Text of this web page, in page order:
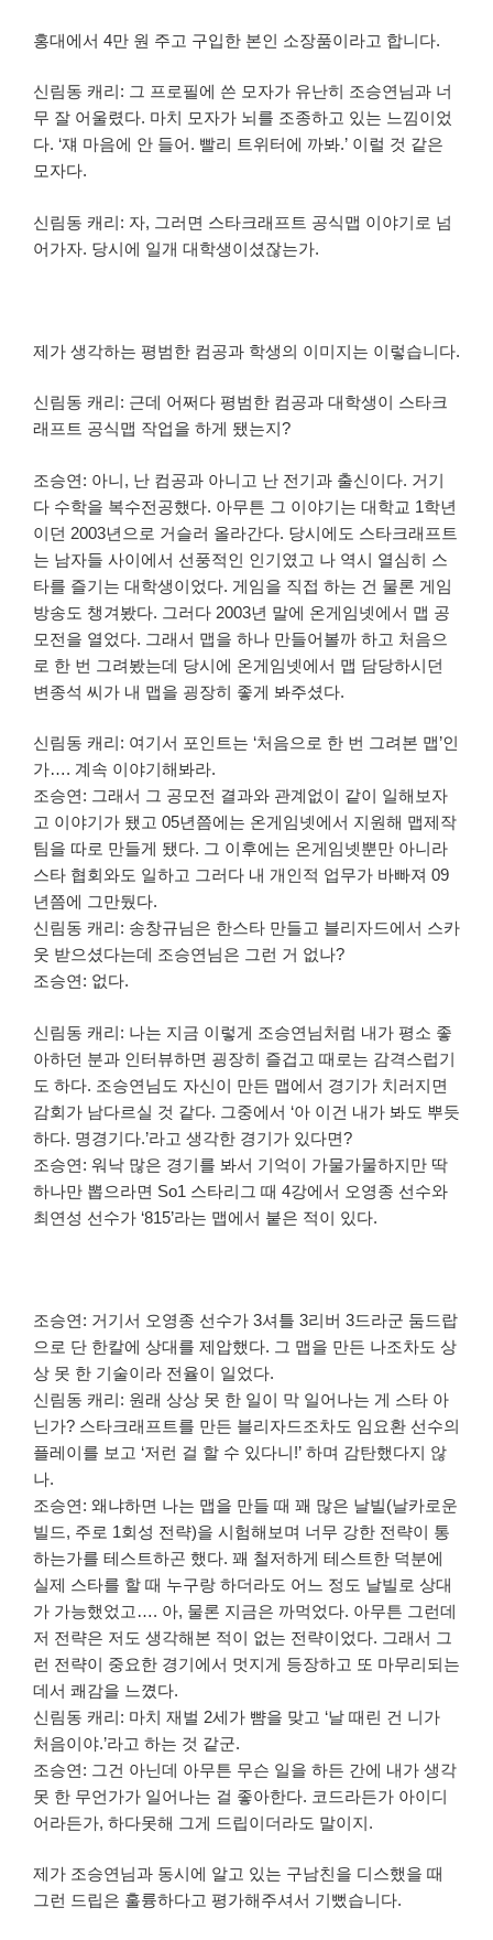
홍대에서 4만 원 주고 구입한 본인 소장품이라고 합니다.
신림동 캐리: 그 프로필에 쓴 모자가 유난히 조승연님과 너
무 잘 어울렸다. 마치 모자가 뇌를 조종하고 있는 느낌이었
다. ‘쟤 마음에 안 들어. 빨리 트위터에 까봐.’ 이럴 것 같은
모자다.
신림동 캐리: 자, 그러면 스타크래프트 공식맵 이야기로 넘
어가자. 당시에 일개 대학생이셨잖는가.
제가 생각하는 평범한 컴공과 학생의 이미지는 이렇습니다.
신림동 캐리: 근데 어쩌다 평범한 컴공과 대학생이 스타크
래프트 공식맵 작업을 하게 됐는지?
조승연: 아니, 난 컴공과 아니고 난 전기과 출신이다. 거기
다 수학을 복수전공했다. 아무튼 그 이야기는 대학교 1학년
이던 2003년으로 거슬러 올라간다. 당시에도 스타크래프트
는 남자들 사이에서 선풍적인 인기였고 나 역시 열심히 스
타를 즐기는 대학생이었다. 게임을 직접 하는 건 물론 게임
방송도 챙겨봤다. 그러다 2003년 말에 온게임넷에서 맵 공
모전을 열었다. 그래서 맵을 하나 만들어볼까 하고 처음으
로 한 번 그려봤는데 당시에 온게임넷에서 맵 담당하시던
변종석 씨가 내 맵을 굉장히 좋게 봐주셨다.
신림동 캐리: 여기서 포인트는 ‘처음으로 한 번 그려본 맵’인
가…. 계속 이야기해봐라.
조승연: 그래서 그 공모전 결과와 관계없이 같이 일해보자
고 이야기가 됐고 05년쯤에는 온게임넷에서 지원해 맵제작
팀을 따로 만들게 됐다. 그 이후에는 온게임넷뿐만 아니라
스타 협회와도 일하고 그러다 내 개인적 업무가 바빠져 09
년쯤에 그만뒀다.
신림동 캐리: 송창규님은 한스타 만들고 블리자드에서 스카
웃 받으셨다는데 조승연님은 그런 거 없나?
조승연: 없다.
신림동 캐리: 나는 지금 이렇게 조승연님처럼 내가 평소 좋
아하던 분과 인터뷰하면 굉장히 즐겁고 때로는 감격스럽기
도 하다. 조승연님도 자신이 만든 맵에서 경기가 치러지면
감회가 남다르실 것 같다. 그중에서 ‘아 이건 내가 봐도 뿌듯
하다. 명경기다.’라고 생각한 경기가 있다면?
조승연: 워낙 많은 경기를 봐서 기억이 가물가물하지만 딱
하나만 뽑으라면 So1 스타리그 때 4강에서 오영종 선수와
최연성 선수가 ‘815’라는 맵에서 붙은 적이 있다.
조승연: 거기서 오영종 선수가 3셔틀 3리버 3드라군 둠드랍
으로 단 한칼에 상대를 제압했다. 그 맵을 만든 나조차도 상
상 못 한 기술이라 전율이 일었다.
신림동 캐리: 원래 상상 못 한 일이 막 일어나는 게 스타 아
닌가? 스타크래프트를 만든 블리자드조차도 임요환 선수의
플레이를 보고 ‘저런 걸 할 수 있다니!’ 하며 감탄했다지 않
나.
조승연: 왜냐하면 나는 맵을 만들 때 꽤 많은 날빌(날카로운
빌드, 주로 1회성 전략)을 시험해보며 너무 강한 전략이 통
하는가를 테스트하곤 했다. 꽤 철저하게 테스트한 덕분에
실제 스타를 할 때 누구랑 하더라도 어느 정도 날빌로 상대
가 가능했었고…. 아, 물론 지금은 까먹었다. 아무튼 그런데
저 전략은 저도 생각해본 적이 없는 전략이었다. 그래서 그
런 전략이 중요한 경기에서 멋지게 등장하고 또 마무리되는
데서 쾌감을 느꼈다.
신림동 캐리: 마치 재벌 2세가 뺨을 맞고 ‘날 때린 건 니가
처음이야.’라고 하는 것 같군.
조승연: 그건 아닌데 아무튼 무슨 일을 하든 간에 내가 생각
못 한 무언가가 일어나는 걸 좋아한다. 코드라든가 아이디
어라든가, 하다못해 그게 드립이더라도 말이지.
제가 조승연님과 동시에 알고 있는 구남친을 디스했을 때
그런 드립은 훌륭하다고 평가해주셔서 기뻤습니다.